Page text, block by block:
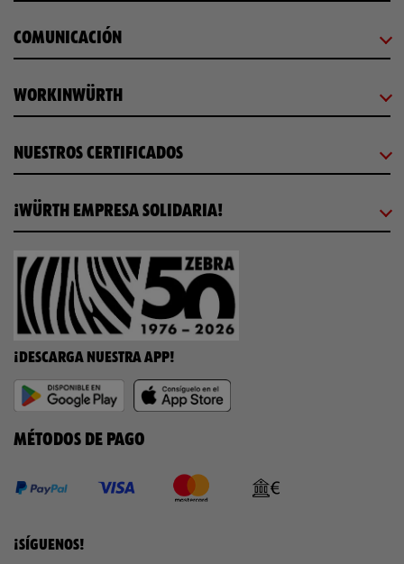
COMUNICACIÓN
WORKINWÜRTH
NUESTROS CERTIFICADOS
¡WÜRTH EMPRESA SOLIDARIA!
¡DESCARGA NUESTRA APP!
MÉTODOS DE PAGO
¡SÍGUENOS!